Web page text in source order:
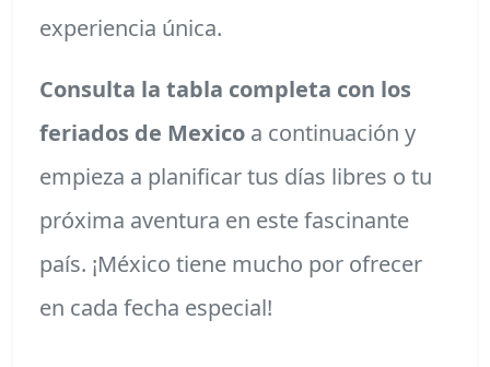
experiencia única.
Consulta la tabla completa con los
feriados de Mexico a continuación y
empieza a planificar tus días libres o tu
próxima aventura en este fascinante
país. ¡México tiene mucho por ofrecer
en cada fecha especial!